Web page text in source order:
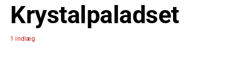
Krystalpaladset
1 indlæg